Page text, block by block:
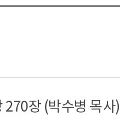
장 (박수병 목사)